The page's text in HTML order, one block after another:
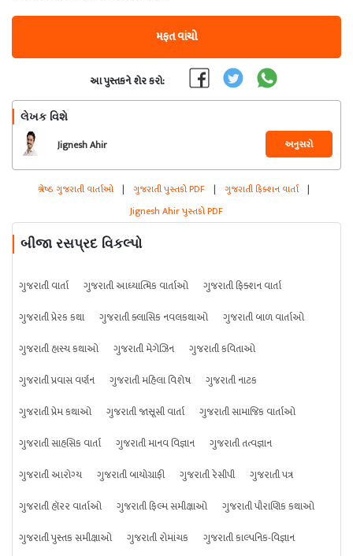
મફત વાંચો
આ પુસ્તકને શેર કરો:
લેખક વિશે
Jignesh Ahir અનુસરો
શ્રેષ્ઠ ગુજરાતી વાર્તાઓ | ગુજરાતી પુસ્તકો PDF | ગુજરાતી ફિક્શન વાર્તા |
Jignesh Ahir પુસ્તકો PDF
બીજા રસપ્રદ વિકલ્પો
ગુજરાતી વાર્તા ગુજરાતી આધ્યાત્મિક વાર્તાઓ
ગુજરાતી ફિક્શન વાર્તા
ગુજરાતી પ્રેરક કથા
ગુજરાતી ક્લાસિક નવલકથાઓ
ગુજરાતી બાળ વાર્તાઓ
ગુજરાતી હાસ્ય કથાઓ
ગુજરાતી મેગેઝિન
ગુજરાતી કવિતાઓ
ગુજરાતી પ્રવાસ વર્ણન
ગુજરાતી મહિલા વિશેષ
ગુજરાતી નાટક
ગુજરાતી પ્રેમ કથાઓ
ગુજરાતી જાસૂસી વાર્તા
ગુજરાતી સામાજિક વાર્તાઓ
ગુજરાતી સાહસિક વાર્તા
ગુજરાતી માનવ વિજ્ઞાન
ગુજરાતી તત્વજ્ઞાન
ગુજરાતી આરોગ્ય
ગુજરાતી બાયોગ્રાફી ગુજરાતી રેસીપી
ગુજરાતી પત્ર
ગુજરાતી હૉરર વાર્તાઓ
ગુજરાતી ફિલ્મ સમીક્ષાઓ
ગુજરાતી પૌરાણિક કથાઓ
ગુજરાતી પુસ્તક સમીક્ષાઓ
ગુજરાતી રોમાંચક ગુજરાતી કાલ્પનિક-વિજ્ઞાન